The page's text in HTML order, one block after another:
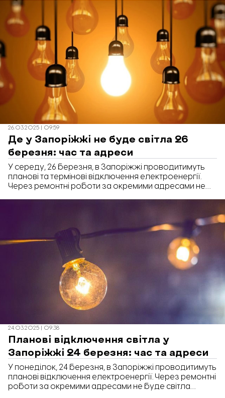
26.03.2025 | 09:59
Де у Запоріжжі не буде світла 26
березня: час та адреси
У середу, 26 березня, в Запоріжжі проводитимуть
планові та термінові відключення електроенергії.
Через ремонтні роботи за окремими адресами не
24.03.2025 | 09:38
Планові відключення світла у
Запоріжжі 24 березня: час та адреси
У понеділок, 24 березня, в Запоріжжі проводитимуть
планові відключення електроенергії. Через ремонтні
роботи за окремими адресами не буде світла